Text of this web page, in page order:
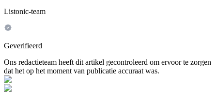
Listonic-team
Geverifieerd
Ons redactieteam heeft dit artikel gecontroleerd om ervoor te zorgen
dat het op het moment van publicatie accuraat was.